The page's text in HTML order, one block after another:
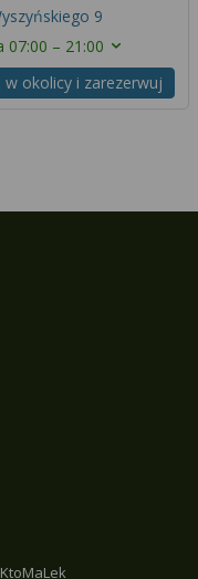
9
07:00 – 21:00
w okolicy i zarezerwuj